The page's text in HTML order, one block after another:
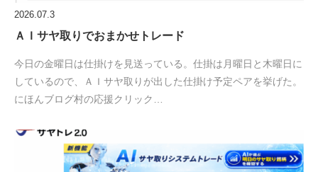
2026.07.3
ＡＩサヤ取りでおまかせトレード
今日の金曜日は仕掛けを見送っている。仕掛は月曜日と木曜日に
しているので、ＡＩサヤ取りが出した仕掛け予定ペアを挙げた。
にほんブログ村の応援クリック…